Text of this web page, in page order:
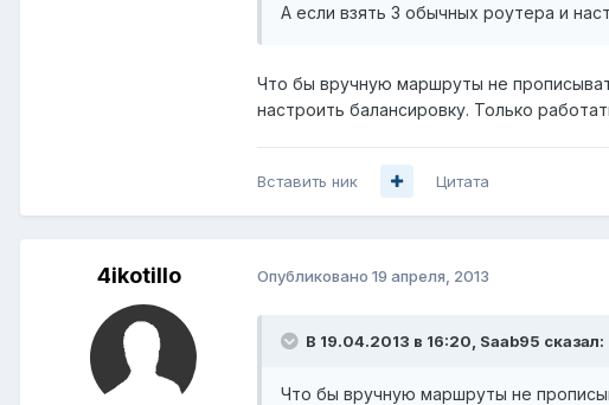
А если взять 3 обычных роутера и
Что бы вручную маршруты не
настроить балансировку. Только
Вставить ник Цитата
4ikotillo Опубликовано 19 апреля, 2013
В 19.04.2013 в 16:20, Saab95 сказал:
Что бы вручную маршруты не